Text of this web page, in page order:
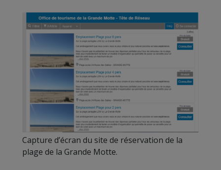
Capture d’écran du site de réservation de la
plage de la Grande Motte.